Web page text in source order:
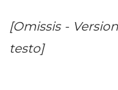
[Omissis -
testo]